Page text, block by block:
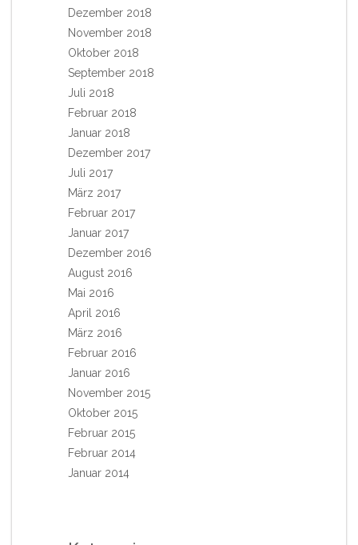
Dezember 2018
November 2018
Oktober 2018
September 2018
Juli 2018
Februar 2018
Januar 2018
Dezember 2017
Juli 2017
März 2017
Februar 2017
Januar 2017
Dezember 2016
August 2016
Mai 2016
April 2016
März 2016
Februar 2016
Januar 2016
November 2015
Oktober 2015
Februar 2015
Februar 2014
Januar 2014